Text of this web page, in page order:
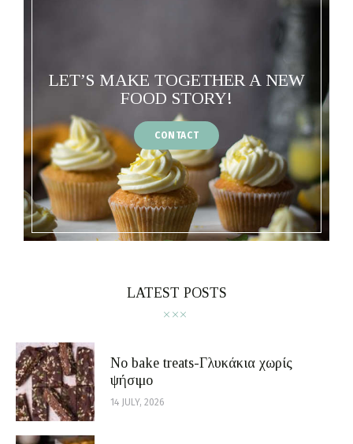
LET’S MAKE TOGETHER A NEW
FOOD STORY!
CONTACT
LATEST POSTS
No bake treats-Γλυκάκια χωρίς
ψήσιμο
14 JULY, 2026